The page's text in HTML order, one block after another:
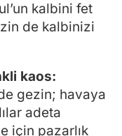
kalbini fet
de kalbinizi
kaos:
gezin; havaya
adeta
için pazarlık